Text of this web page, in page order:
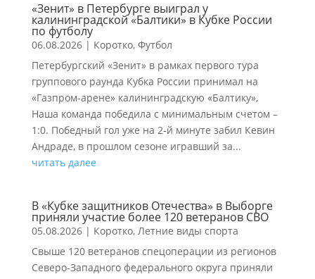
«Зенит» в Петербурге выиграл у
калининградской «Балтики» в Кубке России
по футболу
06.08.2026| Коротко, Футбол
Петербургский «Зенит» в рамках первого тура
группового раунда Кубка России принимал на
«Газпром-арене» калининградскую «Балтику»,
Наша команда победила с минимальным счетом –
1:0. Победный гол уже на 2-й минуте забил Кевин
Андраде, в прошлом сезоне игравший за...
читать далее
В «Кубке защитников Отечества» в Выборге
приняли участие более 120 ветеранов СВО
05.08.2026| Коротко, Летние виды спорта
Свыше 120 ветеранов спецоперации из регионов
Северо-Западного федерального округа приняли